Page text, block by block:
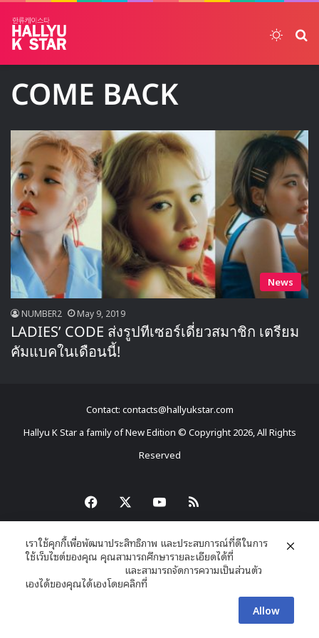
COME BACK
News
NUMBER2 May 9, 2019
LADIES’ CODE ส่งรูปทีเซอร์เดี่ยวสมาชิก เตรียม
คัมแบคในเดือนนี้!
Contact: contacts@hallyukstar.com
Hallyu K Star a family of New Edition © Copyright 2026, All Rights
Reserved
Facebook YouTube
RSS
เราใช้คุกกี้เพื่อพัฒนาประสิทธิภาพ และประสบการณ์ที่ดีในการ
ใช้เว็บไซต์ของคุณ คุณสามารถศึกษารายละเอียดได้ที่
และสามารถจัดการความเป็นส่วนตัว
เองได้ของคุณได้เองโดยคลิกที่
Allow